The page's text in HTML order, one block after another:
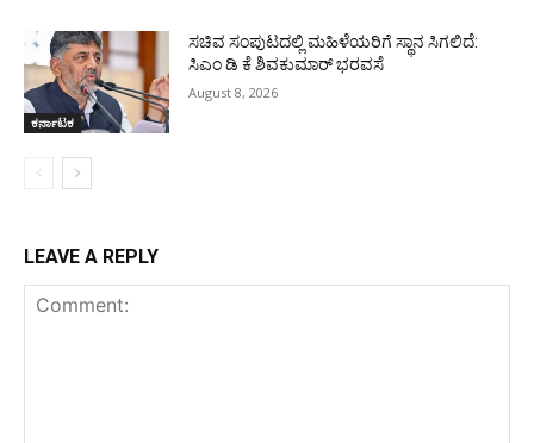
ಕರ್ನಾಟಕ
ಸಚಿವ ಸಂಪುಟದಲ್ಲಿ ಮಹಿಳೆಯರಿಗೆ ಸ್ಥಾನ ಸಿಗಲಿದೆ:
ಸಿಎಂ ಡಿ ಕೆ ಶಿವಕುಮಾರ್ ಭರವಸೆ
August 8, 2026
LEAVE A REPLY